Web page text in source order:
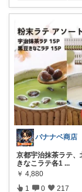
バナナベ商店
京都宇治抹茶ラテ、
きなこラテ各1 ...
￥ 4,880
1 0 217